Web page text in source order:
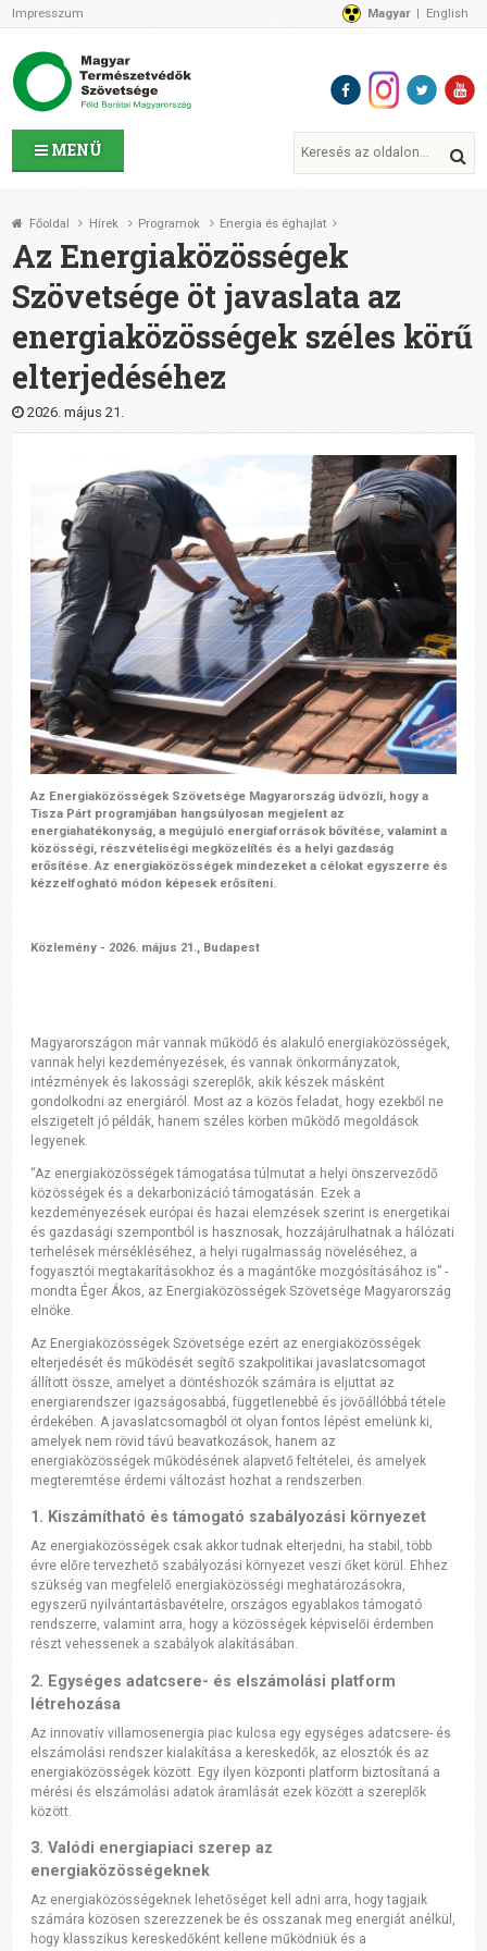
MENÜ
Impresszum Magyar English
Az MTVSZ-ről
Programok
MTVSZ ügyek és események
Tagszervezetek
Támogatóink
CSATLAKOZZ hozzánk!
Elérhetőségeink
1%
Segítsd a munkánkat!
Adományozz!
Támogatás
Főoldal Hírek Programok Energia és éghajlat
Az Energiaközösségek
Szövetsége öt javaslata az
energiaközösségek széles körű
elterjedéséhez
2026. május 21.
Az Energiaközösségek Szövetsége Magyarország üdvözli, hogy a
Tisza Párt programjában hangsúlyosan megjelent az
energiahatékonyság, a megújuló energiaforrások bővítése, valamint a
közösségi, részvételiségi megközelítés és a helyi gazdaság
erősítése. Az energiaközösségek mindezeket a célokat egyszerre és
kézzelfogható módon képesek erősíteni.
Közlemény - 2026. május 21., Budapest
Magyarországon már vannak működő és alakuló energiaközösségek,
vannak helyi kezdeményezések, és vannak önkormányzatok,
intézmények és lakossági szereplők, akik készek másként
gondolkodni az energiáról. Most az a közös feladat, hogy ezekből ne
elszigetelt jó példák, hanem széles körben működő megoldások
legyenek.
“Az energiaközösségek támogatása túlmutat a helyi önszerveződő
közösségek és a dekarbonizáció támogatásán. Ezek a
kezdeményezések európai és hazai elemzések szerint is energetikai
és gazdasági szempontból is hasznosak, hozzájárulhatnak a hálózati
terhelések mérsékléséhez, a helyi rugalmasság növeléséhez, a
fogyasztói megtakarításokhoz és a magántőke mozgósításához is” -
mondta Éger Ákos, az Energiaközösségek Szövetsége Magyarország
elnöke.
Az Energiaközösségek Szövetsége ezért az energiaközösségek
elterjedését és működését segítő szakpolitikai javaslatcsomagot
állított össze, amelyet a döntéshozók számára is eljuttat az
energiarendszer igazságosabbá, függetlenebbé és jövőállóbbá tétele
érdekében. A javaslatcsomagból öt olyan fontos lépést emelünk ki,
amelyek nem rövid távú beavatkozások, hanem az
energiaközösségek működésének alapvető feltételei, és amelyek
megteremtése érdemi változást hozhat a rendszerben.
1. Kiszámítható és támogató szabályozási környezet
Az energiaközösségek csak akkor tudnak elterjedni, ha stabil, több
évre előre tervezhető szabályozási környezet veszi őket körül. Ehhez
szükség van megfelelő energiaközösségi meghatározásokra,
egyszerű nyilvántartásbavételre, országos egyablakos támogató
rendszerre, valamint arra, hogy a közösségek képviselői érdemben
részt vehessenek a szabályok alakításában.
2. Egységes adatcsere- és elszámolási platform
létrehozása
Az innovatív villamosenergia piac kulcsa egy egységes adatcsere- és
elszámolási rendszer kialakítása a kereskedők, az elosztók és az
energiaközösségek között. Egy ilyen központi platform biztosítaná a
mérési és elszámolási adatok áramlását ezek között a szereplők
között.
3. Valódi energiapiaci szerep az
energiaközösségeknek
Az energiaközösségeknek lehetőséget kell adni arra, hogy tagjaik
számára közösen szerezzenek be és osszanak meg energiát anélkül,
hogy klasszikus kereskedőként kellene működniük és a